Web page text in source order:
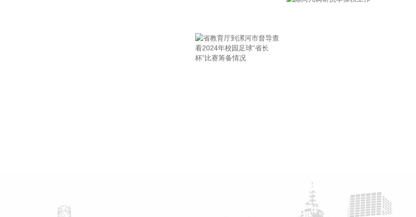
14级，45米/秒。虽然离浙江还有一定距离，但“白海
豚”外围云系今天上午已经在江苏南部、安徽东南部、
8月7日，随着最后一段沥青路面完成摊铺，由中铁五
座